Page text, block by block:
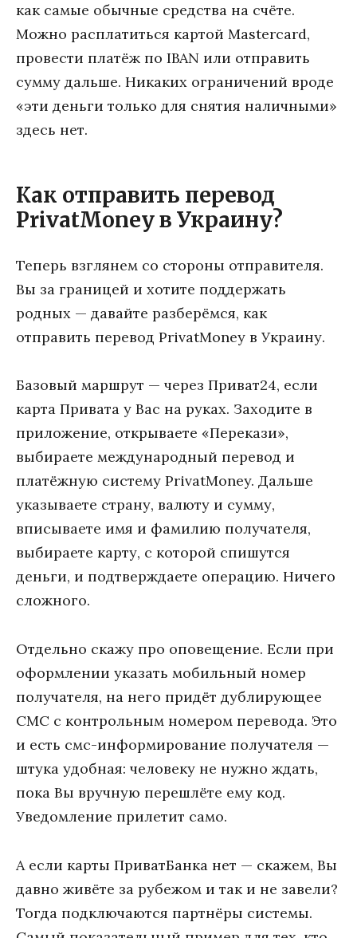
как самые обычные средства на счёте.
Можно расплатиться картой Mastercard,
провести платёж по IBAN или отправить
сумму дальше. Никаких ограничений вроде
«эти деньги только для снятия наличными»
здесь нет.
Как отправить перевод
PrivatMoney в Украину?
Теперь взглянем со стороны отправителя.
Вы за границей и хотите поддержать
родных — давайте разберёмся, как
отправить перевод PrivatMoney в Украину.
Базовый маршрут — через Приват24, если
карта Привата у Вас на руках. Заходите в
приложение, открываете «Перекази»,
выбираете международный перевод и
платёжную систему PrivatMoney. Дальше
указываете страну, валюту и сумму,
вписываете имя и фамилию получателя,
выбираете карту, с которой спишутся
деньги, и подтверждаете операцию. Ничего
сложного.
Отдельно скажу про оповещение. Если при
оформлении указать мобильный номер
получателя, на него придёт дублирующее
СМС с контрольным номером перевода. Это
и есть смс-информирование получателя —
штука удобная: человеку не нужно ждать,
пока Вы вручную перешлёте ему код.
Уведомление прилетит само.
А если карты ПриватБанка нет — скажем, Вы
давно живёте за рубежом и так и не завели?
Тогда подключаются партнёры системы.